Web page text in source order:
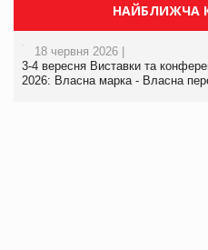
НАЙБЛИЖЧА
18 червня 2026 |
3-4 вересня Виставки та
2026: Власна марка - Власна